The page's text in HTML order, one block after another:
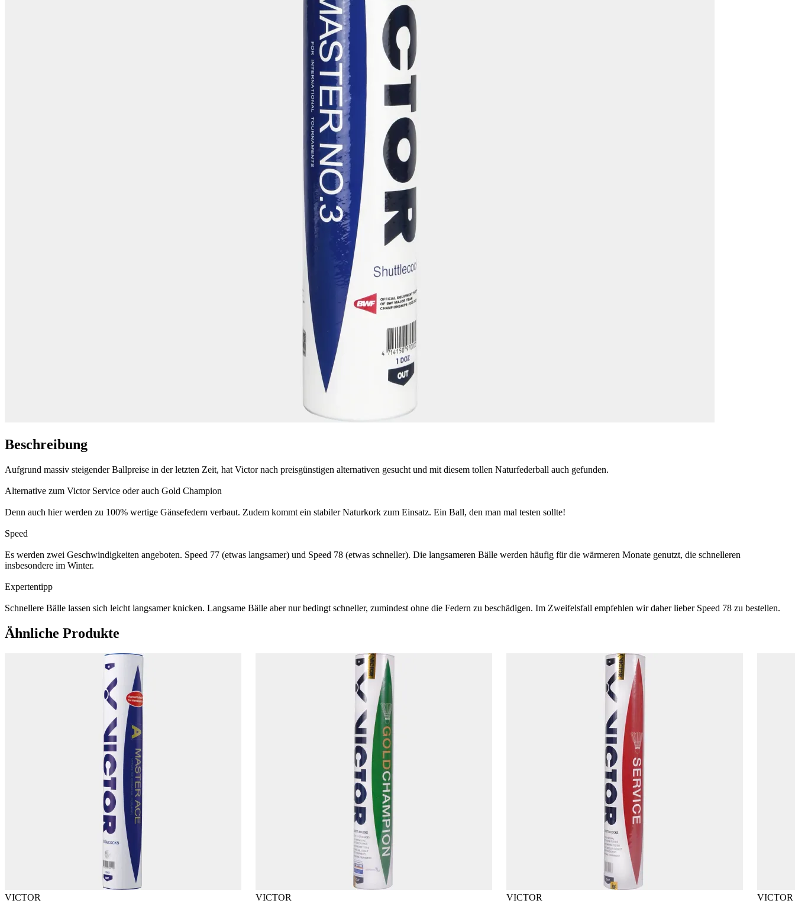
Beschreibung
Aufgrund massiv steigender Ballpreise in der letzten Zeit, hat Victor nach preisgünstigen alternativen gesucht und mit diesem tollen Naturfederball auch gefunden.
Alternative zum Victor Service oder auch Gold Champion
Denn auch hier werden zu 100% wertige Gänsefedern verbaut. Zudem kommt ein stabiler Naturkork zum Einsatz. Ein Ball, den man mal testen sollte!
Speed
Es werden zwei Geschwindigkeiten angeboten. Speed 77 (etwas langsamer) und Speed 78 (etwas schneller). Die langsameren Bälle werden häufig für die wärmeren Monate genutzt, die schnelleren
insbesondere im Winter.
Expertentipp
Schnellere Bälle lassen sich leicht langsamer knicken. Langsame Bälle aber nur bedingt schneller, zumindest ohne die Federn zu beschädigen. Im Zweifelsfall empfehlen wir daher lieber Speed 78 zu bestellen.
Ähnliche Produkte
VICTOR VICTOR VICTOR VICTOR